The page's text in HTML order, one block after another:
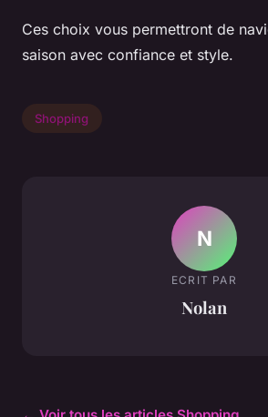
Ces choix vous permettront de
saison avec confiance et style.
Shopping
N
ECRIT PAR
Nolan